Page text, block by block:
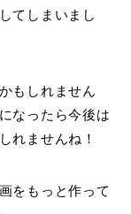
てしまいまし
もしれません
なったら今後は
れませんね！
をもっと作って